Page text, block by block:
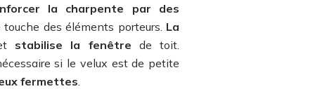
la charpente par des
touche des éléments porteurs. La
stabilise la fenêtre de toit.
si le velux est de petite
fermettes.